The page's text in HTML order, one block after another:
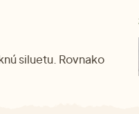
siluetu. Rovnako